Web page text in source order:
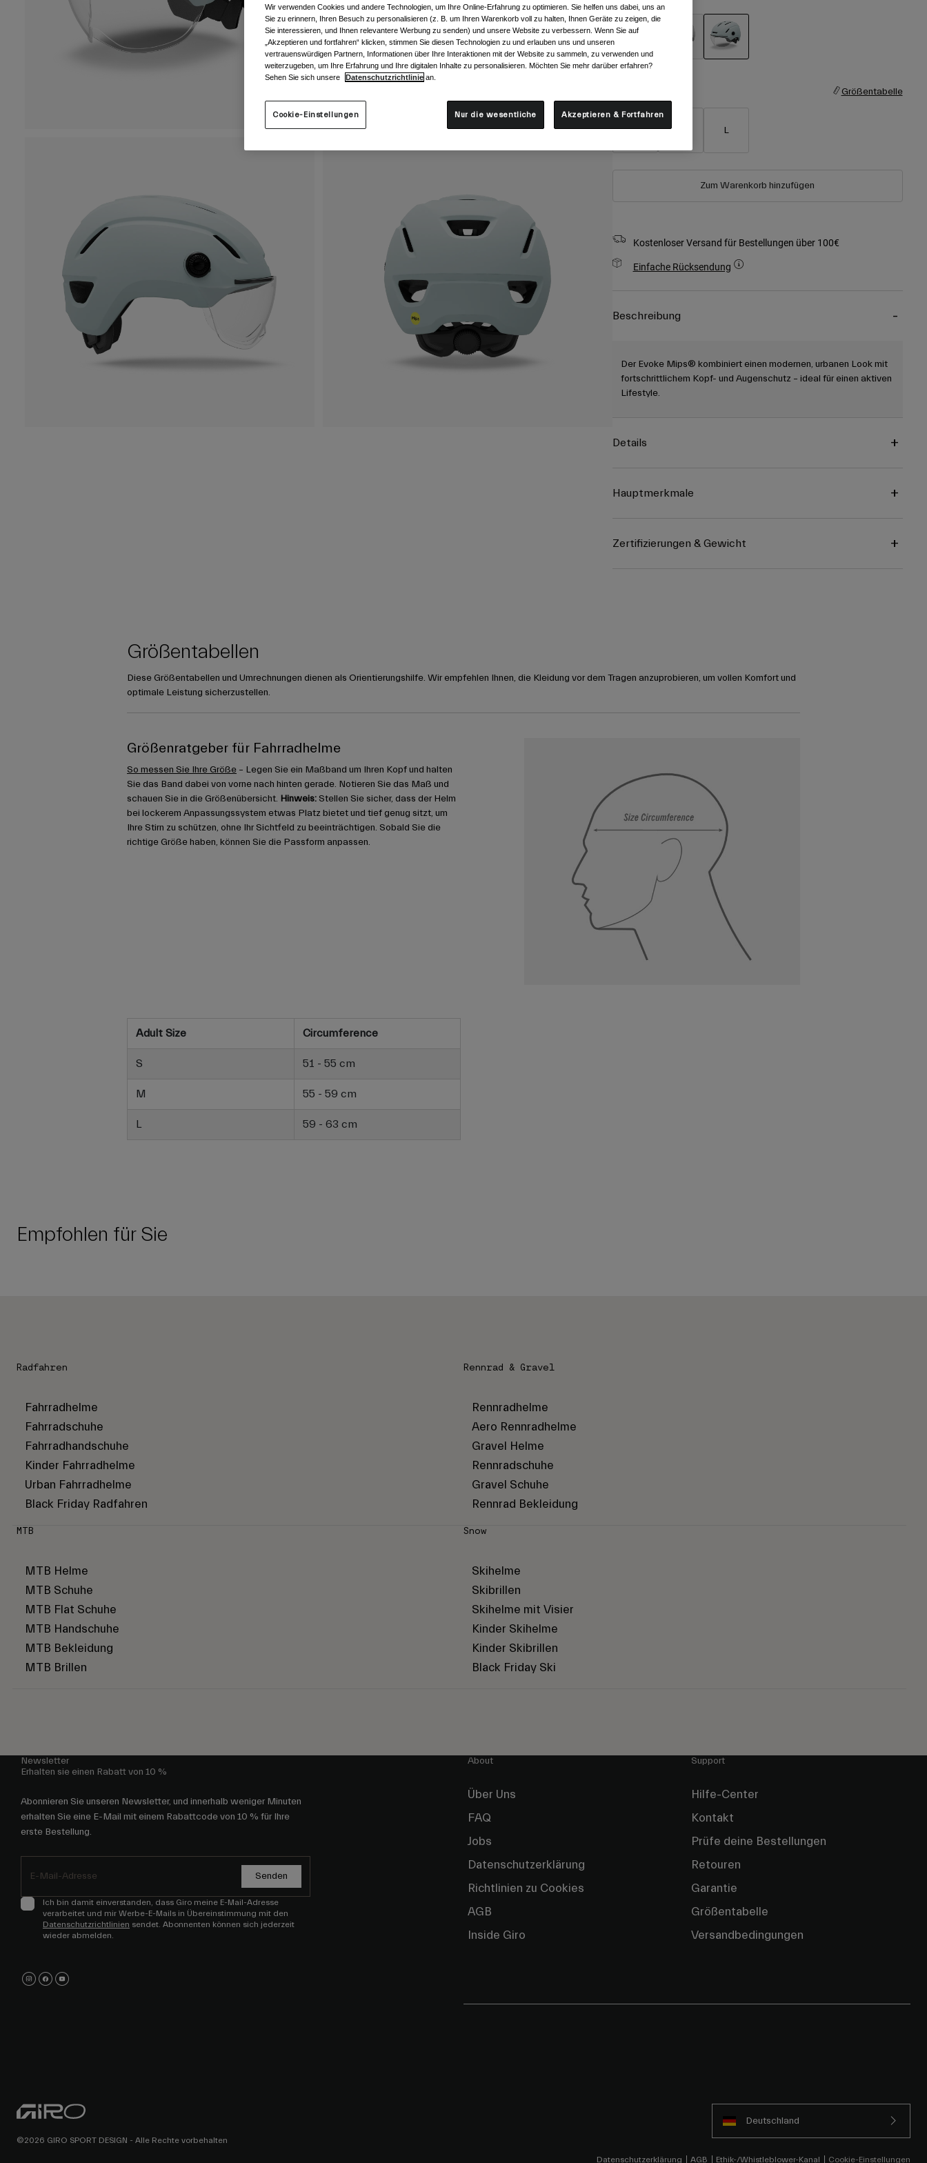
Größentabelle
S L
Zum Warenkorb hinzufügen
Kostenloser Versand für Bestellungen über 100€
Einfache Rücksendung
Beschreibung
Der Evoke Mips® kombiniert einen modernen, urbanen Look mit
fortschrittlichem Kopf- und Augenschutz – ideal für einen aktiven
Lifestyle.
Details
Hauptmerkmale
Zertifizierungen & Gewicht
Größentabellen
Diese Größentabellen und Umrechnungen dienen als Orientierungshilfe. Wir empfehlen Ihnen, die Kleidung vor dem Tragen anzuprobieren, um vollen Komfort und
optimale Leistung sicherzustellen.
Größenratgeber für Fahrradhelme
So messen Sie Ihre Größe – Legen Sie ein Maßband um Ihren Kopf und halten
Sie das Band dabei von vorne nach hinten gerade. Notieren Sie das Maß und
schauen Sie in die Größenübersicht. Hinweis: Stellen Sie sicher, dass der Helm
bei lockerem Anpassungssystem etwas Platz bietet und tief genug sitzt, um
Ihre Stirn zu schützen, ohne Ihr Sichtfeld zu beeinträchtigen. Sobald Sie die
richtige Größe haben, können Sie die Passform anpassen.
Adult Size Circumference
S 51 - 55 cm
M 55 - 59 cm
L 59 - 63 cm
Empfohlen für Sie
Radfahren
Fahrradhelme
Fahrradschuhe
Fahrradhandschuhe
Kinder Fahrradhelme
Urban Fahrradhelme
Black Friday Radfahren
Rennrad & Gravel
Rennradhelme
Aero Rennradhelme
Gravel Helme
Rennradschuhe
Gravel Schuhe
Rennrad Bekleidung
MTB
MTB Helme
MTB Schuhe
MTB Flat Schuhe
MTB Handschuhe
MTB Bekleidung
MTB Brillen
Snow
Skihelme
Skibrillen
Skihelme mit Visier
Kinder Skihelme
Kinder Skibrillen
Black Friday Ski
Newsletter
Erhalten sie einen Rabatt von 10 %
Abonnieren Sie unseren Newsletter, und innerhalb weniger Minuten
erhalten Sie eine E-Mail mit einem Rabattcode von 10 % für Ihre
erste Bestellung.
Senden
Ich bin damit einverstanden, dass Giro meine E-Mail-Adresse
verarbeitet und mir Werbe-E-Mails in Übereinstimmung mit den
Datenschutzrichtlinien sendet. Abonnenten können sich jederzeit
wieder abmelden.
About
Über Uns
FAQ
Jobs
Datenschutzerklärung
Richtlinien zu Cookies
AGB
Inside Giro
Support
Hilfe-Center
Kontakt
Prüfe deine Bestellungen
Retouren
Garantie
Größentabelle
Versandbedingungen
Deutschland
Datenschutzerklärung AGB Ethik-/Whistleblower-Kanal Cookie-Einstellungen
©2026 GIRO SPORT DESIGN - Alle Rechte vorbehalten
Wir verwenden Cookies und andere Technologien, um Ihre Online-Erfahrung zu optimieren. Sie helfen uns dabei, uns an
Sie zu erinnern, Ihren Besuch zu personalisieren (z. B. um Ihren Warenkorb voll zu halten, Ihnen Geräte zu zeigen, die
Sie interessieren, und Ihnen relevantere Werbung zu senden) und unsere Website zu verbessern. Wenn Sie auf
„Akzeptieren und fortfahren“ klicken, stimmen Sie diesen Technologien zu und erlauben uns und unseren
vertrauenswürdigen Partnern, Informationen über Ihre Interaktionen mit der Website zu sammeln, zu verwenden und
weiterzugeben, um Ihre Erfahrung und Ihre digitalen Inhalte zu personalisieren. Möchten Sie mehr darüber erfahren?
Sehen Sie sich unsere
Datenschutzrichtlinie an.
Cookie-Einstellungen Nur die wesentliche Akzeptieren & Fortfahren